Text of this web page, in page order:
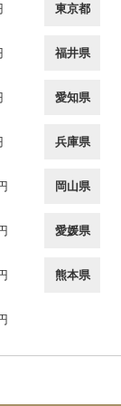
東京都
福井県
愛知県
兵庫県
岡山県
愛媛県
熊本県